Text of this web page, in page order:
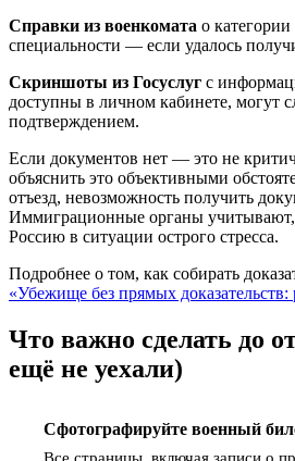
Справки из военкомата о категории
специальности — если удалось
Скриншоты из Госуслуг с
доступны в личном кабинете, могут
подтверждением.
Если документов нет — это не
объяснить это объективными
отъезд, невозможность получить
Иммиграционные органы
Россию в ситуации острого стресса.
Подробнее о том, как собирать
«Убежище без прямых доказательств:
Что важно сделать до
ещё не уехали)
Сфотографируйте военный